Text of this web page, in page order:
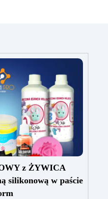
z ŻYWICA
silikonową w paście